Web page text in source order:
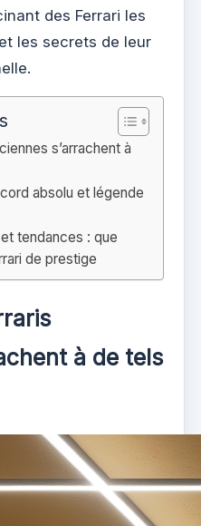
des Ferrari les
les secrets de leur
s’arrachent à
absolu et légende
tendances : que
de prestige
à de tels